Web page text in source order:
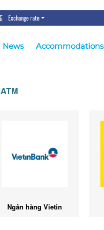
Exchange rate
News Accommodations
ATM
Ngân hàng Vietin